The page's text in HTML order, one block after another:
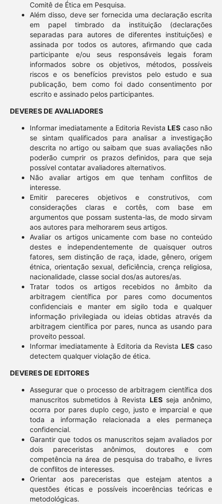
Comitê de Ética em Pesquisa.
Além disso, deve ser fornecida uma declaração escrita
em papel timbrado da instituição (declarações
separadas para autores de diferentes instituições) e
assinada por todos os autores, afirmando que cada
participante e/ou seus responsáveis legais foram
informados sobre os objetivos, métodos, possíveis
riscos e os benefícios previstos pelo estudo e sua
publicação, bem como foi dado consentimento por
escrito e assinado pelos participantes.
DEVERES DE AVALIADORES
Informar imediatamente a Editoria RevistaLES caso não
se sintam qualificados para analisar a investigação
descrita no artigo ou saibam que suas avaliações não
poderão cumprir os prazos definidos, para que seja
possível contatar avaliadores alternativos.
Não avaliar artigos em que tenham conflitos de
interesse.
Emitir pareceres objetivos e construtivos, com
considerações claras e cortês, com base em
argumentos que possam sustenta-las, de modo sirvam
aos autores para melhorarem seus artigos.
Avaliar os artigos unicamente com base no conteúdo
destes e independentemente de quaisquer outros
fatores, sem distinção de raça, idade, gênero, origem
étnica, orientação sexual, deficiência, crença religiosa,
nacionalidade, classe social dos/as autores/as.
Tratar todos os artigos recebidos no âmbito da
arbitragem científica por pares como documentos
confidenciais e manter em sigilo toda e qualquer
informação privilegiada ou ideias obtidas através da
arbitragem científica por pares, nunca as usando para
proveito pessoal.
Informar imediatamente à Editoria da Revista LEScaso
detectem qualquer violação de ética.
DEVERES DE EDITORES
Assegurar que o processo de arbitragem científica dos
manuscritos submetidos à Revista LESseja anônimo,
ocorra por pares duplo cego, justo e imparcial e que
toda a informação relacionada a eles permaneça
confidencial.
Garantir que todos os manuscritos sejam avaliados por
dois pareceristas anônimos, doutores e com
competência na área de pesquisa do trabalho, e livres
de conflitos de interesses.
Orientar aos pareceristas que estejam atentos a
questões éticas e possíveis incoerências teóricas e
metodológicas.